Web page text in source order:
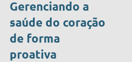
Gerenciando a
saúde do coração
de forma
proativa